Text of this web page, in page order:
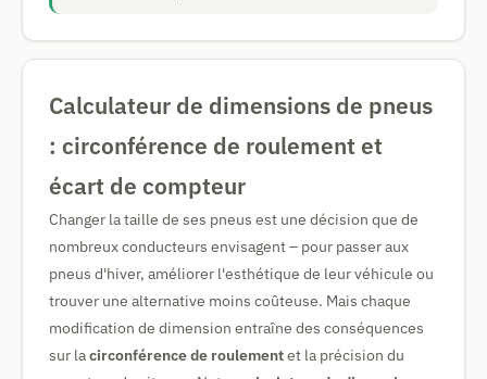
Calculateur de dimensions de pneus
: circonférence de roulement et
écart de compteur
Changer la taille de ses pneus est une décision que de
nombreux conducteurs envisagent – pour passer aux
pneus d'hiver, améliorer l'esthétique de leur véhicule ou
trouver une alternative moins coûteuse. Mais chaque
modification de dimension entraîne des conséquences
sur lacirconférence de roulementet la précision du